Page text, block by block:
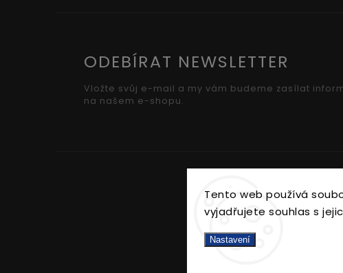
Tento web používá
vyjadřujete souhlas s
Nastavení
ODEBÍRAT NEWSLETTER
Vložte svůj e-mail a my vám budeme zasílat
na našem e-shopu.